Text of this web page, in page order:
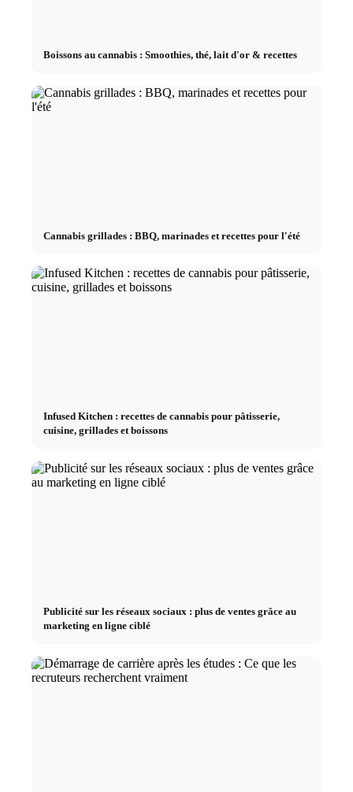
Boissons au cannabis : Smoothies, thé, lait d'or & recettes
Cannabis grillades : BBQ, marinades et recettes pour l'été
Infused Kitchen : recettes de cannabis pour pâtisserie,
cuisine, grillades et boissons
Publicité sur les réseaux sociaux : plus de ventes grâce au
marketing en ligne ciblé